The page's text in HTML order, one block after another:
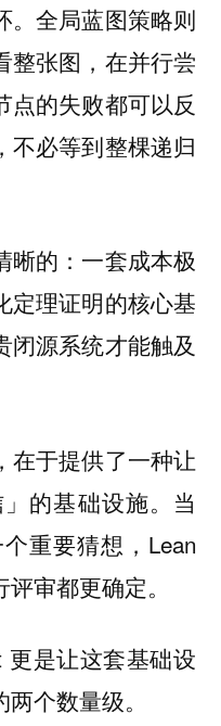
。全局蓝图策略则
整张图，在并行尝
点的失败都可以反
不必等到整棵递归
晰的：一套成本极
定理证明的核心基
闭源系统才能触及
在于提供了一种让
的基础设施。当
重要猜想，Lean
审都更确定。
更是让这套基础设
个数量级。